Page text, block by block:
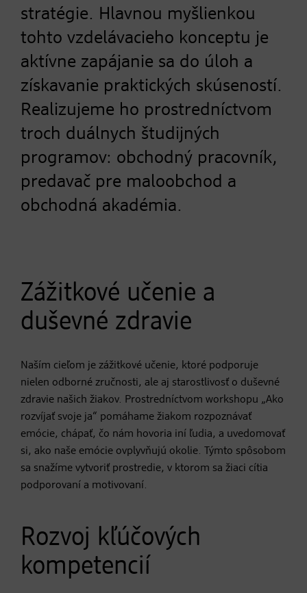
stratégie. Hlavnou myšlienkou
tohto vzdelávacieho konceptu je
aktívne zapájanie sa do úloh a
získavanie praktických skúseností.
Realizujeme ho prostredníctvom
troch duálnych študijných
programov: obchodný pracovník,
predavač pre maloobchod a
obchodná akadémia.
Zážitkové učenie a
duševné zdravie
Naším cieľom je zážitkové učenie, ktoré podporuje
nielen odborné zručnosti, ale aj starostlivosť o duševné
zdravie našich žiakov. Prostredníctvom workshopu „Ako
rozvíjať svoje ja“ pomáhame žiakom rozpoznávať
emócie, chápať, čo nám hovoria iní ľudia, a uvedomovať
si, ako naše emócie ovplyvňujú okolie. Týmto spôsobom
sa snažíme vytvoriť prostredie, v ktorom sa žiaci cítia
podporovaní a motivovaní.
Rozvoj kľúčových
kompetencií